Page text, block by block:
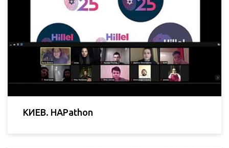
КИЕВ. HAPathon